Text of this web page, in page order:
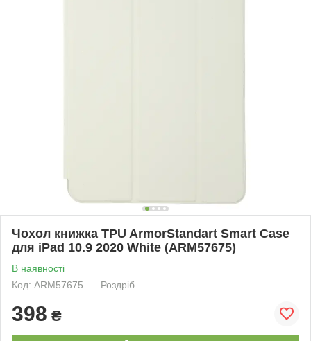
Чохол книжка TPU ArmorStandart Smart Case
для iPad 10.9 2020 White (ARM57675)
В наявності
Код: ARM57675
Роздріб
398 ₴